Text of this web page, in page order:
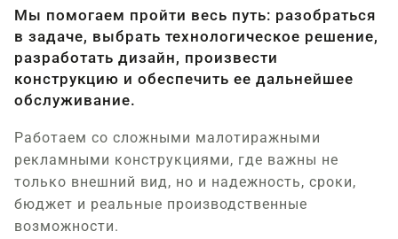
Мы помогаем пройти весь путь: разобраться
в задаче, выбрать технологическое решение,
разработать дизайн, произвести
конструкцию и обеспечить ее дальнейшее
обслуживание.
Работаем со сложными малотиражными
рекламными конструкциями, где важны не
только внешний вид, но и надежность, сроки,
бюджет и реальные производственные
возможности.